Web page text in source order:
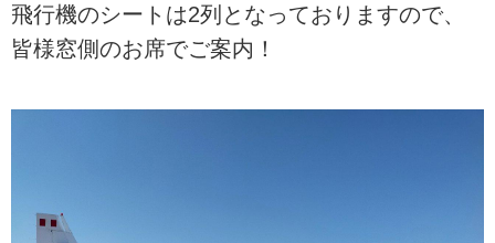
飛行機のシートは2列となっておりますので、
皆様窓側のお席でご案内！